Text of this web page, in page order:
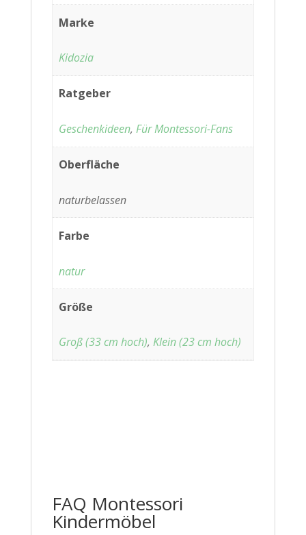
Marke
Kidozia
Ratgeber
Geschenkideen,Für Montessori-Fans
Oberfläche
naturbelassen
Farbe
natur
Größe
Groß (33 cm hoch),Klein (23 cm hoch)
FAQ Montessori
Kindermöbel